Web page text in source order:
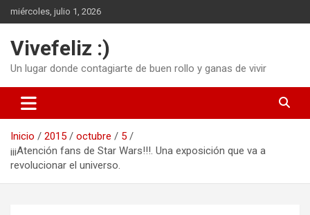
Saltar
al
miércoles, julio 1, 2026
Vivefeliz :)
Un lugar donde contagiarte de buen rollo y ganas de vivir
Inicio 2015 octubre
5
¡¡¡Atención fans de Star Wars!!!. Una exposición que va a
revolucionar el universo.